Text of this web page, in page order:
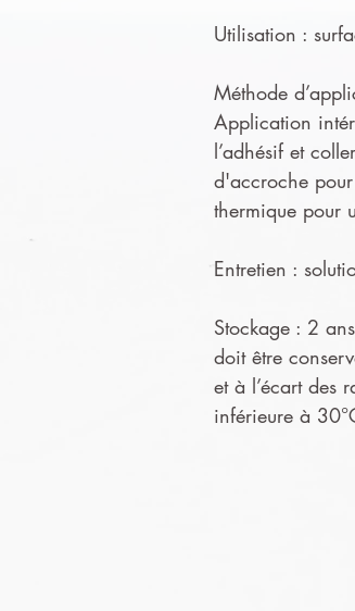
Utilisation :
Méthode
Application
l’adhésif et
d'accroche
thermique pour
Entretien :
Stockage : 2
doit être
et à l’écart des
inférieure à